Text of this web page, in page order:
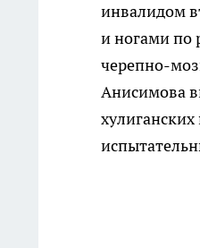
инвалидом
и ногами по
черепно-
Анисимова